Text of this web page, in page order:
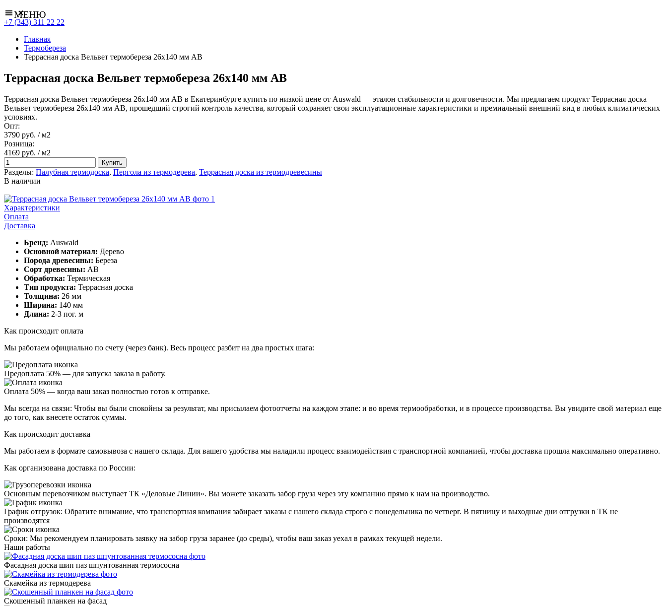
МЕНЮ
+7 (343) 311 22 22
Главная
Термобереза
Террасная доска Вельвет термобереза 26х140 мм АВ
Террасная доска Вельвет термобереза 26х140 мм АВ
Террасная доска Вельвет термобереза 26х140 мм АВ в Екатеринбурге купить по низкой цене от Auswald — эталон стабильности и долговечности. Мы предлагаем продукт Террасная доска
Вельвет термобереза 26х140 мм АВ, прошедший строгий контроль качества, который сохраняет свои эксплуатационные характеристики и премиальный внешний вид в любых климатических
условиях.
Опт:
3790 руб. / м2
Розница:
4169 руб. / м2
Купить
Разделы: Палубная термодоска, Пергола из термодерева, Террасная доска из термодревесины
В наличии
Характеристики
Оплата
Доставка
Бренд: Auswald
Основной материал: Дерево
Порода древесины: Береза
Сорт древесины: АВ
Обработка: Термическая
Тип продукта: Террасная доска
Толщина: 26 мм
Ширина: 140 мм
Длина: 2-3 пог. м
Как происходит оплата
Мы работаем официально по счету (через банк). Весь процесс разбит на два простых шага:
Предоплата 50% — для запуска заказа в работу.
Оплата 50% — когда ваш заказ полностью готов к отправке.
Мы всегда на связи: Чтобы вы были спокойны за результат, мы присылаем фотоотчеты на каждом этапе: и во время термообработки, и в процессе производства. Вы увидите свой материал еще
до того, как внесете остаток суммы.
Как происходит доставка
Мы работаем в формате самовывоза с нашего склада. Для вашего удобства мы наладили процесс взаимодействия с транспортной компанией, чтобы доставка прошла максимально оперативно.
Как организована доставка по России:
Основным перевозчиком выступает ТК «Деловые Линии». Вы можете заказать забор груза через эту компанию прямо к нам на производство.
График отгрузок: Обратите внимание, что транспортная компания забирает заказы с нашего склада строго с понедельника по четверг. В пятницу и выходные дни отгрузки в ТК не
производятся
Сроки: Мы рекомендуем планировать заявку на забор груза заранее (до среды), чтобы ваш заказ уехал в рамках текущей недели.
Наши работы
Фасадная доска шип паз шпунтованная термососна
Скамейка из термодерева
Скошенный планкен на фасад